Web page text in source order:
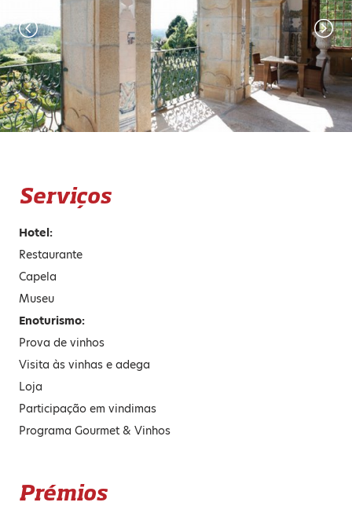
Serviços
Hotel:
Restaurante
Capela
Museu
Enoturismo:
Prova de vinhos
Visita às vinhas e adega
Loja
Participação em vindimas
Programa Gourmet & Vinhos
Prémios